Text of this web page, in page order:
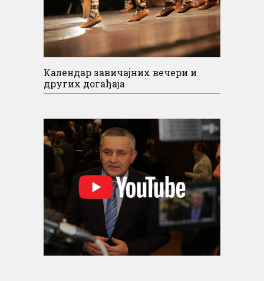
Календар завичајних вечери и
других догађаја